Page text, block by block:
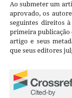
Ao submeter um
aprovado, os
seguintes direitos
primeira publicação
artigo e seus
que seus editores